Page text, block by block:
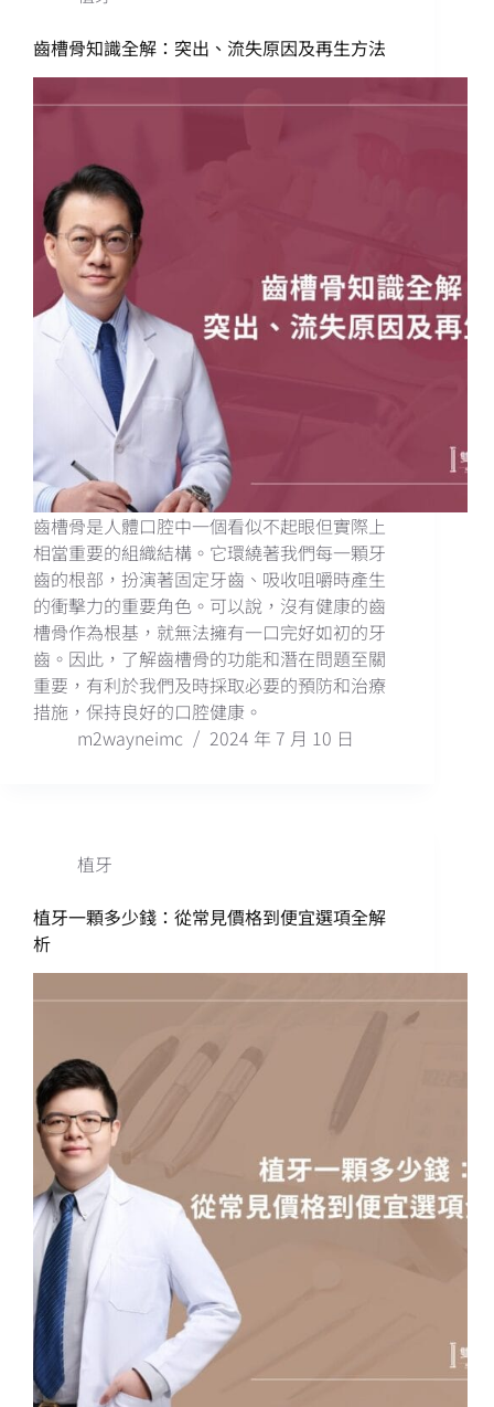
齒槽骨知識全解：突出、流失原因及再生方法
齒槽骨是人體口腔中一個看似不起眼但實際上
相當重要的組織結構。它環繞著我們每一顆牙
齒的根部，扮演著固定牙齒、吸收咀嚼時產生
的衝擊力的重要角色。可以說，沒有健康的齒
槽骨作為根基，就無法擁有一口完好如初的牙
齒。因此，了解齒槽骨的功能和潛在問題至關
重要，有利於我們及時採取必要的預防和治療
措施，保持良好的口腔健康。
m2wayneimc
2024 年 7 月 10 日
植牙
植牙一顆多少錢：從常見價格到便宜選項全解
析